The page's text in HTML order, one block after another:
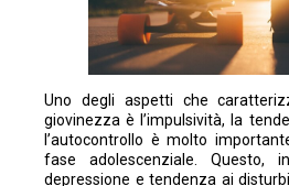
Uno degli aspetti che
giovinezza è l’impulsività, la
l’autocontrollo è molto
fase adolescenziale. Questo,
depressione e tendenza ai